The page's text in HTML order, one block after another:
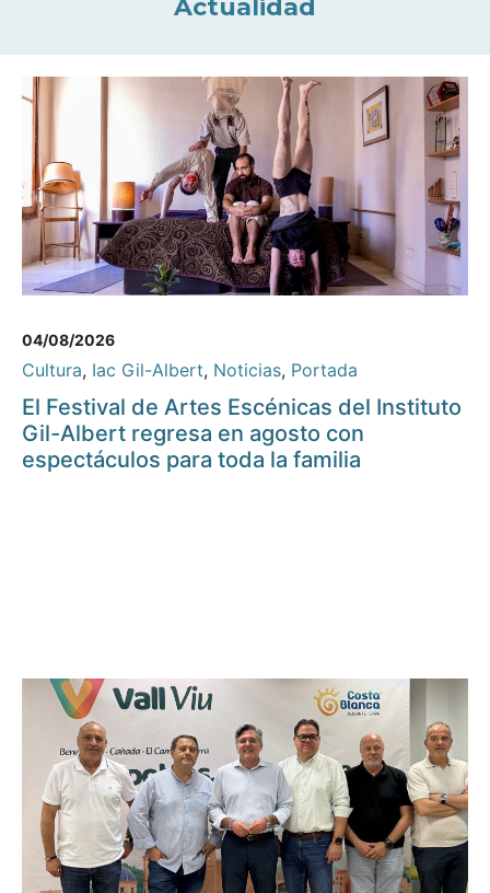
Actualidad
04/08/2026
Cultura, Iac Gil-Albert, Noticias, Portada
El Festival de Artes Escénicas del Instituto
Gil-Albert regresa en agosto con
espectáculos para toda la familia